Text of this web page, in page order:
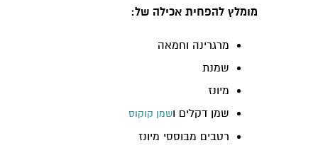
מומלץ להפחית אכילה של:
מרגרינה וחמאה
שמנת
מיונז
שמן דקלים ושמן קוקוס
רטבים מבוססי מיונז